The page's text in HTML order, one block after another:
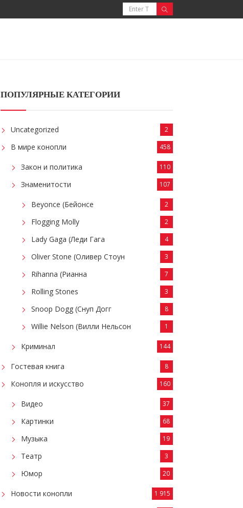
ПОПУЛЯРНЫЕ КАТЕГОРИИ
Uncategorized 2
В мире конопли 458
Закон и политика 110
Знаменитости 107
Beyonce (Бейонсе 2
Flogging Molly 2
Lady Gaga (Леди Гага 4
Oliver Stone (Оливер Стоун 3
Rihanna (Рианна 7
Rolling Stones 3
Snoop Dogg (Снуп Догг 8
Willie Nelson (Вилли Нельсон 1
Криминал 144
Гостевая книга 8
Конопля и искусство 160
Видео 37
Картинки 68
Музыка 19
Театр 3
Юмор 20
Новости конопли 1 915